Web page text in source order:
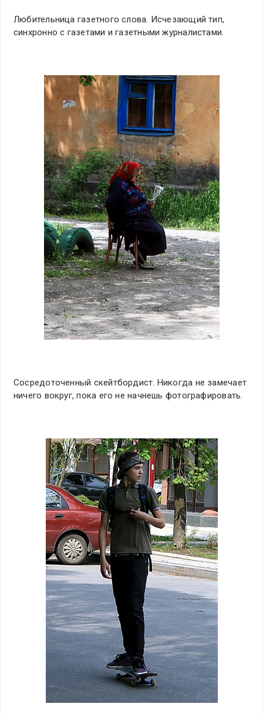
Любительница газетного слова. Исчезающий тип,
синхронно с газетами и газетными журналистами.
Сосредоточенный скейтбордист. Никогда не замечает
ничего вокруг, пока его не начнешь фотографировать.